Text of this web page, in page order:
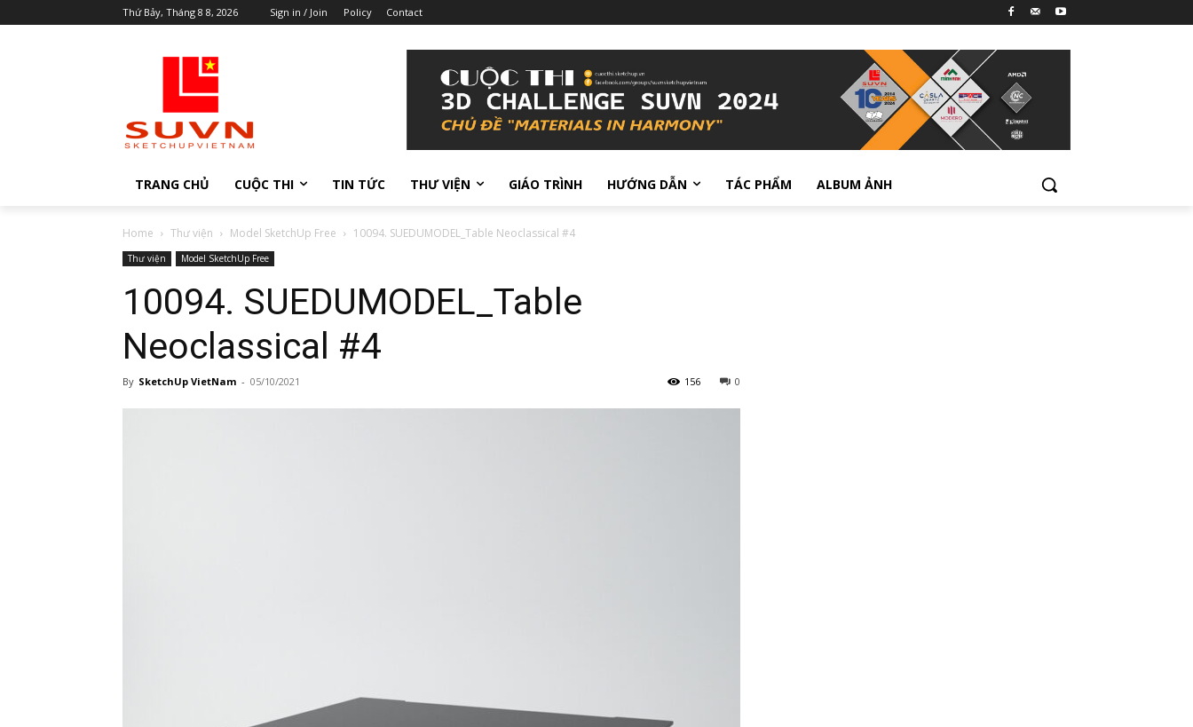
Thứ Bảy, Tháng 8 8, 2026 Sign in / Join Policy Contact
TRANG CHỦ CUỘC THI TIN TỨC THƯ VIỆN GIÁO TRÌNH HƯỚNG DẪN TÁC PHẨM ALBUM ẢNH
Home Thư viện Model SketchUp Free 10094. SUEDUMODEL_Table Neoclassical #4
Thư viện Model SketchUp Free
10094. SUEDUMODEL_Table
Neoclassical #4
By SketchUp VietNam - 05/10/2021 0
156